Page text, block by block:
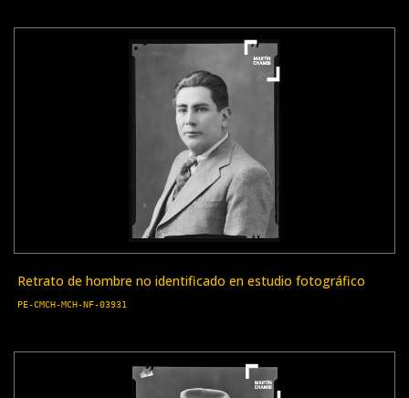
Retrato de hombre no identificado en estudio fotográfico
PE-CMCH-MCH-NF-03931